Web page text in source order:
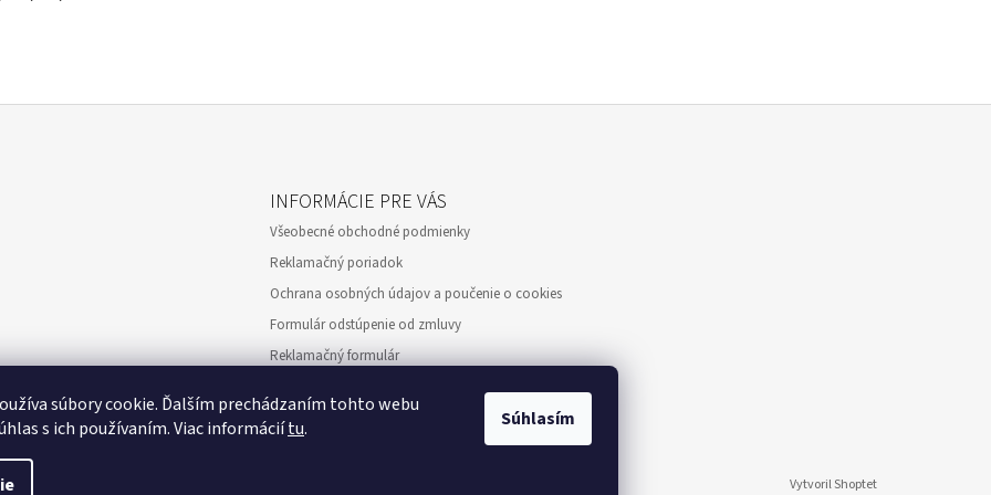
súbory cookie. Ďalším prechádzaním tohto webu
s ich používaním. Viac informáciítu. Súhlasím
INFORMÁCIE PRE VÁS
Všeobecné obchodné podmienky
Reklamačný poriadok
Ochrana osobných údajov a poučenie o cookies
Formulár odstúpenie od zmluvy
Reklamačný formulár
Vytvoril Shoptet